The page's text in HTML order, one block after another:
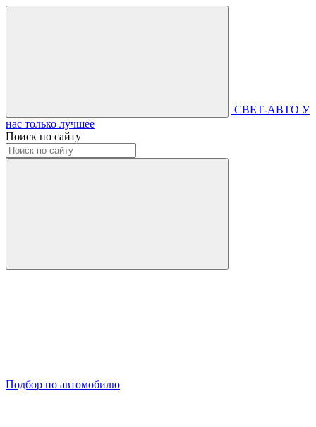
СВЕТ-АВТО У
нас только лучшее
Поиск по сайту
Подбор по автомобилю